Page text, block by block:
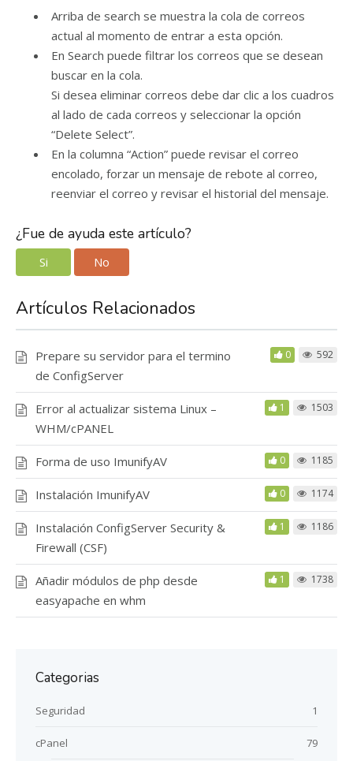
Arriba de search se muestra la cola de correos
actual al momento de entrar a esta opción.
En Search puede filtrar los correos que se desean
buscar en la cola.
Si desea eliminar correos debe dar clic a los cuadros
al lado de cada correos y seleccionar la opción
“Delete Select”.
En la columna “Action” puede revisar el correo
encolado, forzar un mensaje de rebote al correo,
reenviar el correo y revisar el historial del mensaje.
¿Fue de ayuda este artículo?
Si No
Artículos Relacionados
Prepare su servidor para el termino
de ConfigServer
0 592
Error al actualizar sistema Linux –
WHM/cPANEL
1 1503
Forma de uso ImunifyAV 0 1185
Instalación ImunifyAV 0 1174
Instalación ConfigServer Security &
Firewall (CSF)
1 1186
Añadir módulos de php desde
easyapache en whm
1 1738
Categorias
Seguridad 1
cPanel 79